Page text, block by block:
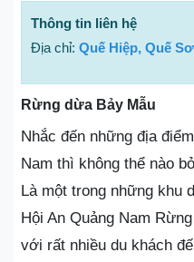
Thông tin liên hệ
Địa chỉ: Quế Hiệp, Quế
Rừng dừa Bảy Mẫu
Nhắc đến những địa
Nam thì không thể nào
Là một trong những khu
Hội An Quảng Nam
với rất nhiều du khách